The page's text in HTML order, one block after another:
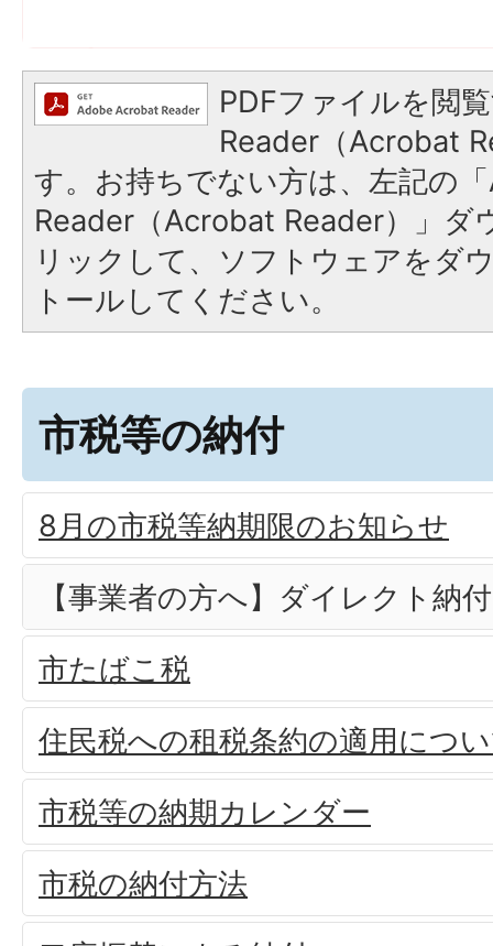
PDFファイルを閲
Reader（Acrobat
す。お持ちでない方は、左記の
Reader（Acrobat Reader）」ダ
リックして、ソフトウェアをダ
トールしてください。
市税等の納付
8月の市税等納期限のお知らせ
【事業者の方へ】ダイレクト納
市たばこ税
住民税への租税条約の適用につ
市税等の納期カレンダー
市税の納付方法